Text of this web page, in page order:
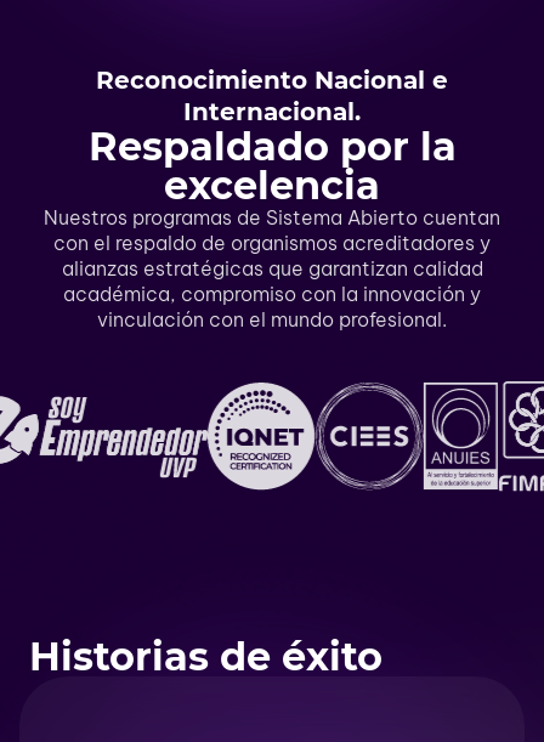
Reconocimiento Nacional e
Internacional.
Respaldado por la
excelencia
Nuestros programas de Sistema Abierto cuentan
con el respaldo de organismos acreditadores y
alianzas estratégicas que garantizan calidad
académica, compromiso con la innovación y
vinculación con el mundo profesional.
Historias de éxito